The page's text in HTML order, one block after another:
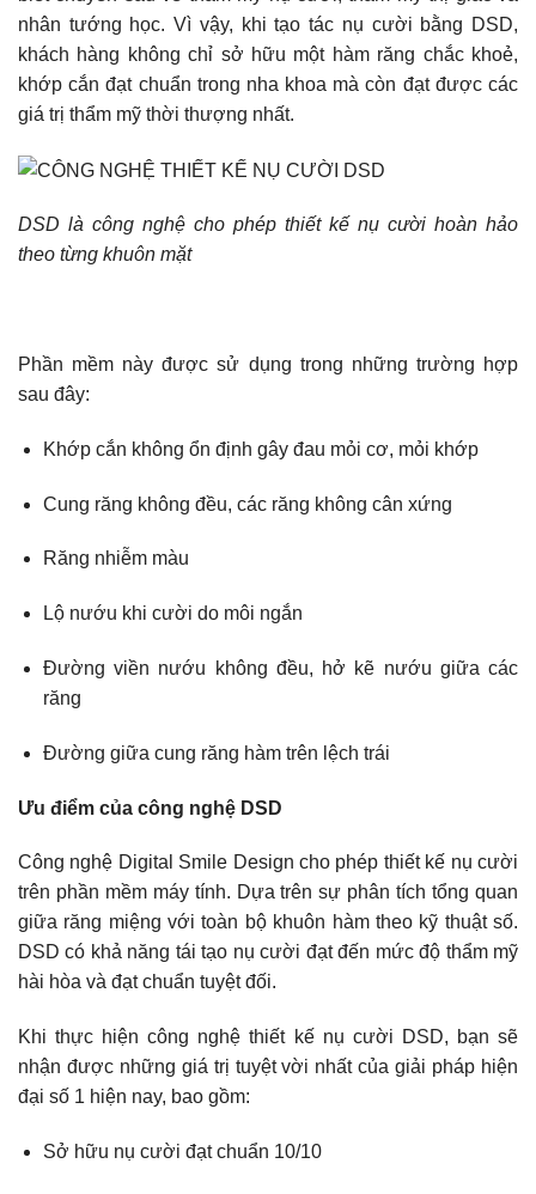
nhân tướng học. Vì vậy, khi tạo tác nụ cười bằng DSD,
khách hàng không chỉ sở hữu một hàm răng chắc khoẻ,
khớp cắn đạt chuẩn trong nha khoa mà còn đạt được các
giá trị thẩm mỹ thời thượng nhất.
DSD là công nghệ cho phép thiết kế nụ cười hoàn hảo
theo từng khuôn mặt
Phần mềm này được sử dụng trong những trường hợp
sau đây:
Khớp cắn không ổn định gây đau mỏi cơ, mỏi khớp
Cung răng không đều, các răng không cân xứng
Răng nhiễm màu
Lộ nướu khi cười do môi ngắn
Đường viền nướu không đều, hở kẽ nướu giữa các
răng
Đường giữa cung răng hàm trên lệch trái
Ưu điểm của công nghệ DSD
Công nghệ Digital Smile Design cho phép thiết kế nụ cười
trên phần mềm máy tính. Dựa trên sự phân tích tổng quan
giữa răng miệng với toàn bộ khuôn hàm theo kỹ thuật số.
DSD có khả năng tái tạo nụ cười đạt đến mức độ thẩm mỹ
hài hòa và đạt chuẩn tuyệt đối.
Khi thực hiện công nghệ thiết kế nụ cười DSD, bạn sẽ
nhận được những giá trị tuyệt vời nhất của giải pháp hiện
đại số 1 hiện nay, bao gồm:
Sở hữu nụ cười đạt chuẩn 10/10